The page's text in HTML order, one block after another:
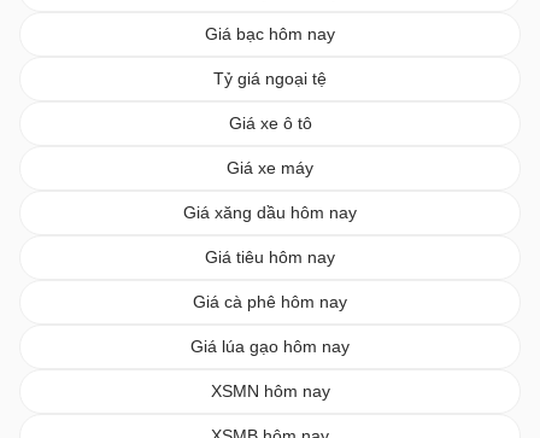
Giá bạc hôm nay
Tỷ giá ngoại tệ
Giá xe ô tô
Giá xe máy
Giá xăng dầu hôm nay
Giá tiêu hôm nay
Giá cà phê hôm nay
Giá lúa gạo hôm nay
XSMN hôm nay